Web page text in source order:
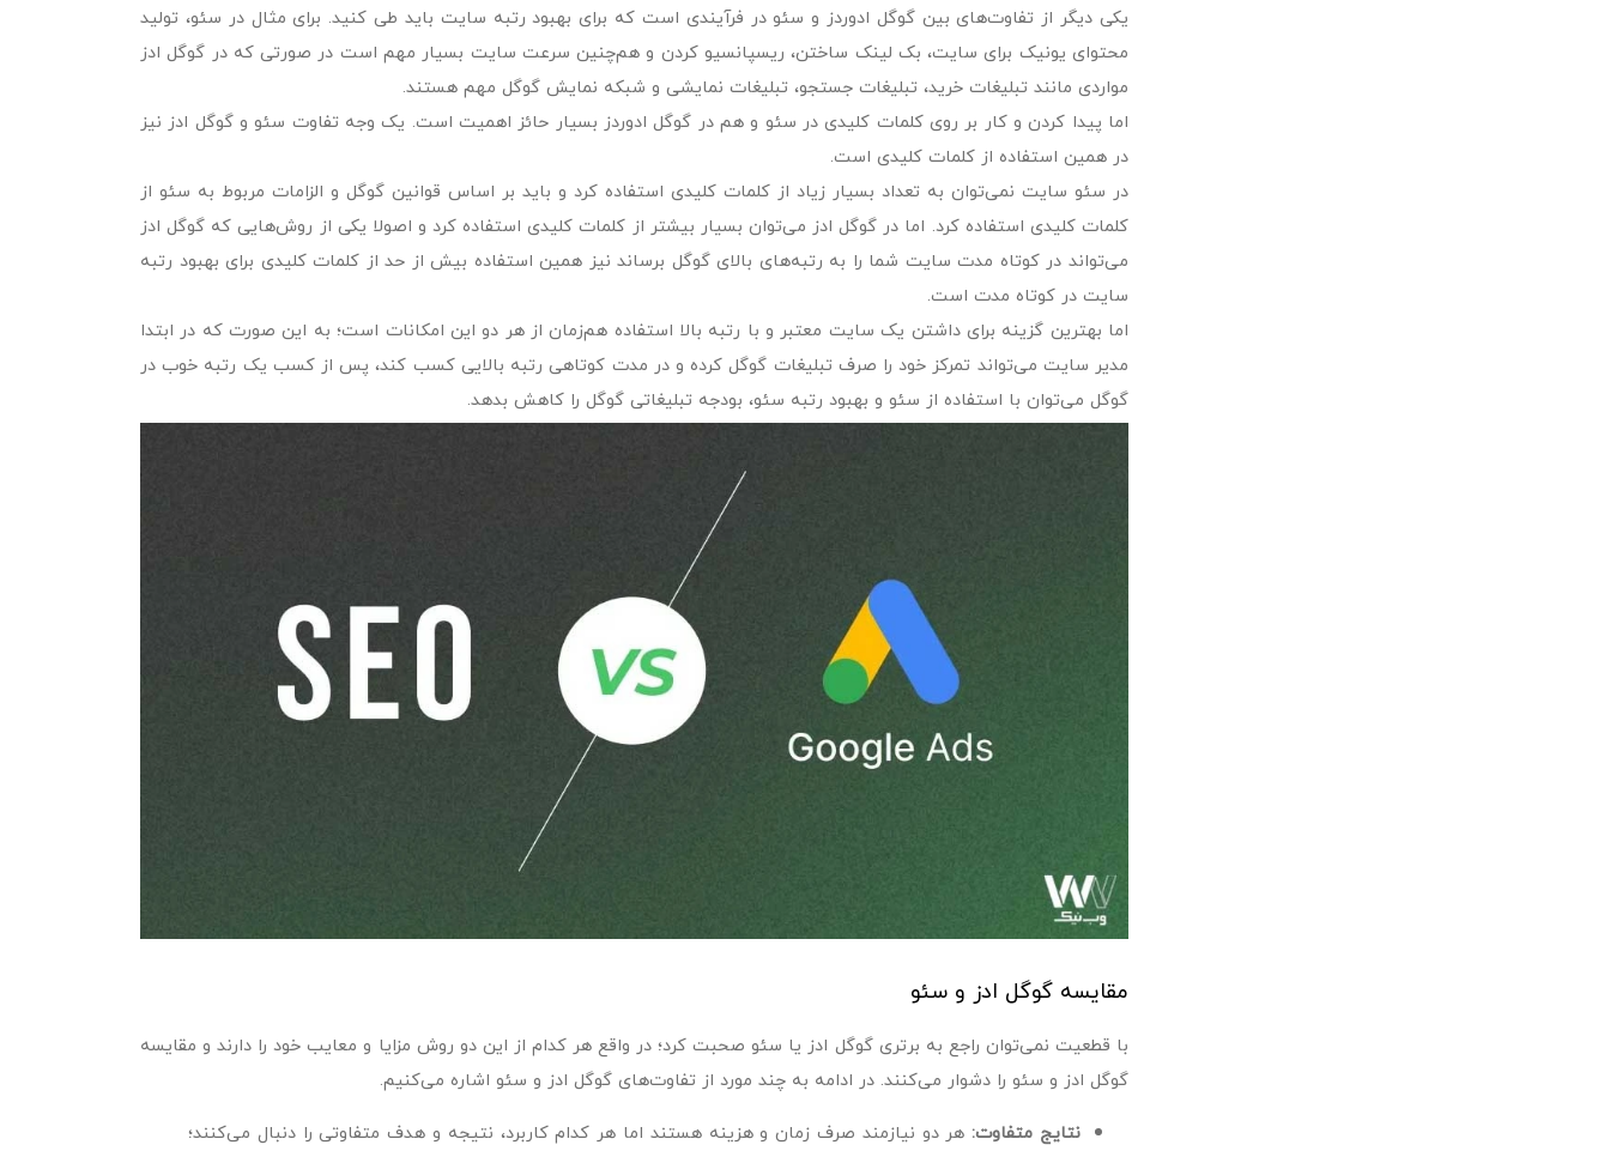
یکی دیگر از تفاوت‌های بین گوگل ادوردز و سئو در فرآیندی است که برای بهبود رتبه سایت باید طی کنید. برای مثال در سئو، تولید
محتوای یونیک برای سایت، بک لینک ساختن، ریسپانسیو کردن و هم‌چنین سرعت سایت بسیار مهم است در صورتی که در گوگل ادز
مواردی مانند تبلیغات خرید، تبلیغات جستجو، تبلیغات نمایشی و شبکه نمایش گوگل مهم هستند.
اما پیدا کردن و کار بر روی کلمات کلیدی در سئو و هم در گوگل ادوردز بسیار حائز اهمیت است. یک وجه تفاوت سئو و گوگل ادز نیز
در همین استفاده از کلمات کلیدی است.
در سئو سایت نمی‌توان به تعداد بسیار زیاد از کلمات کلیدی استفاده کرد و باید بر اساس قوانین گوگل و الزامات مربوط به سئو از
کلمات کلیدی استفاده کرد. اما در گوگل ادز می‌توان بسیار بیشتر از کلمات کلیدی استفاده کرد و اصولا یکی از روش‌هایی که گوگل ادز
می‌تواند در کوتاه مدت سایت شما را به رتبه‌های بالای گوگل برساند نیز همین استفاده بیش از حد از کلمات کلیدی برای بهبود رتبه
سایت در کوتاه مدت است.
اما بهترین گزینه برای داشتن یک سایت معتبر و با رتبه بالا استفاده هم‌زمان از هر دو این امکانات است؛ به این صورت که در ابتدا
مدیر سایت می‌تواند تمرکز خود را صرف تبلیغات گوگل کرده و در مدت کوتاهی رتبه بالایی کسب کند، پس از کسب یک رتبه خوب در
گوگل می‌توان با استفاده از سئو و بهبود رتبه سئو، بودجه تبلیغاتی گوگل را کاهش بدهد.
مقایسه گوگل ادز و سئو
با قطعیت نمی‌توان راجع به برتری گوگل ادز یا سئو صحبت کرد؛ در واقع هر کدام از این دو روش مزایا و معایب خود را دارند و مقایسه
گوگل ادز و سئو را دشوار می‌کنند. در ادامه به چند مورد از تفاوت‌های گوگل ادز و سئو اشاره می‌کنیم.
نتایج متفاوت: هر دو نیازمند صرف زمان و هزینه هستند اما هر کدام کاربرد، نتیجه و هدف متفاوتی را دنبال می‌کنند؛